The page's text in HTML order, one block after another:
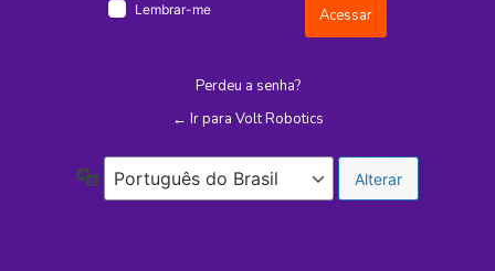
Lembrar-me
Perdeu a senha?
← Ir para Volt Robotics
Idioma